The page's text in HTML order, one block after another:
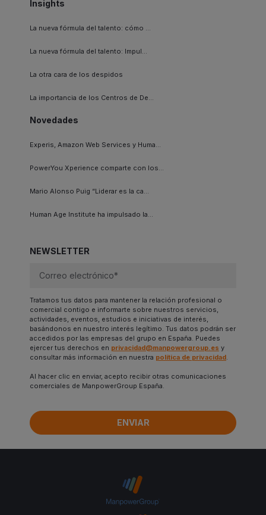
Insights
La nueva fórmula del talento: cómo ...
La nueva fórmula del talento: Impul...
La otra cara de los despidos
La importancia de los Centros de De...
Novedades
Experis, Amazon Web Services y Huma...
PowerYou Xperience comparte con los...
Mario Alonso Puig “Liderar es la ca...
Human Age Institute ha impulsado la...
NEWSLETTER
Tratamos tus datos para mantener la relación profesional o
comercial contigo e informarte sobre nuestros servicios,
actividades, eventos, estudios e iniciativas de interés,
basándonos en nuestro interés legítimo. Tus datos podrán ser
accedidos por las empresas del grupo en España. Puedes
ejercer tus derechos en privacidad@manpowergroup.es y
consultar más información en nuestra política de privacidad.
Al hacer clic en enviar, acepto recibir otras comunicaciones
comerciales de ManpowerGroup España.